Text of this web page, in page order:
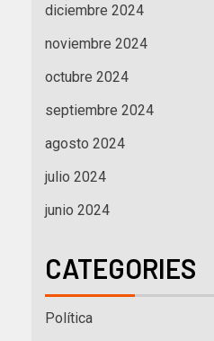
diciembre 2024
noviembre 2024
octubre 2024
septiembre 2024
agosto 2024
julio 2024
junio 2024
CATEGORIES
Política